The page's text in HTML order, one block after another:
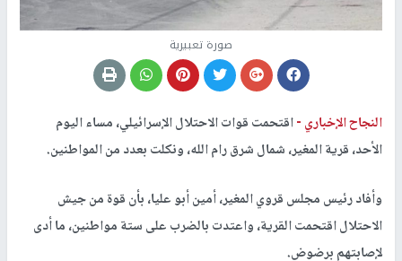
صورة تعبيرية
النجاح الإخباري -اقتحمت قوات الاحتلال الإسرائيلي، مساء اليوم
الأحد، قرية المغير، شمال شرق رام الله، ونكلت بعدد من المواطنين.
وأفاد رئيس مجلس قروي المغير، أمين أبو عليا، بأن قوة من جيش
الاحتلال اقتحمت القرية، واعتدت بالضرب على ستة مواطنين، ما أدى
لإصابتهم برضوض.